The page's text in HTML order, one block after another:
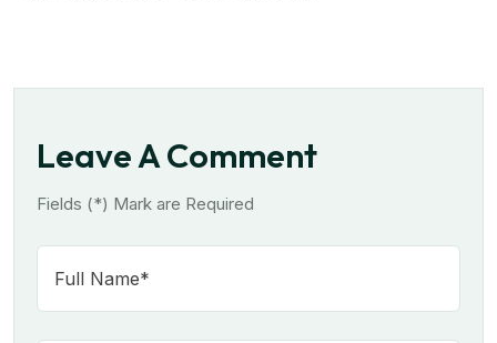
Leave A Comment
Fields (*) Mark are Required